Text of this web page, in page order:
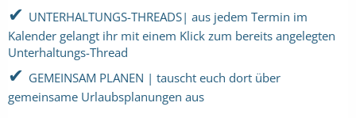
✔ UNTERHALTUNGS-THREADS| aus jedem Termin im
Kalender gelangt ihr mit einem Klick zum bereits angelegten
Unterhaltungs-Thread
✔ GEMEINSAM PLANEN | tauscht euch dort über
gemeinsame Urlaubsplanungen aus